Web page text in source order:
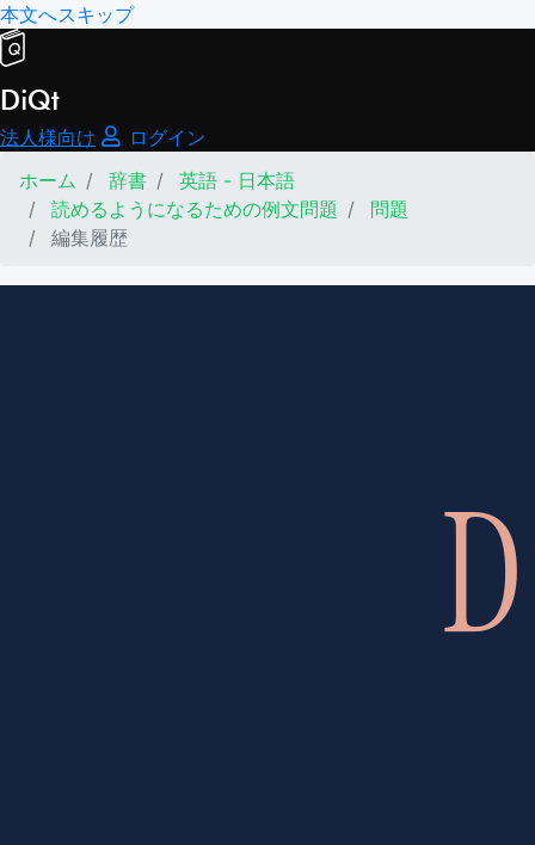
本文へスキップ
DiQt
法人様向け
ログイン
ホーム
辞書
英語 - 日本語
読めるようになるための例文問題
問題
編集履歴